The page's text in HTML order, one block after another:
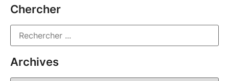
Chercher
Archives